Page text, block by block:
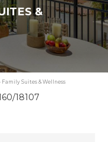
&
Suites & Wellness
18107